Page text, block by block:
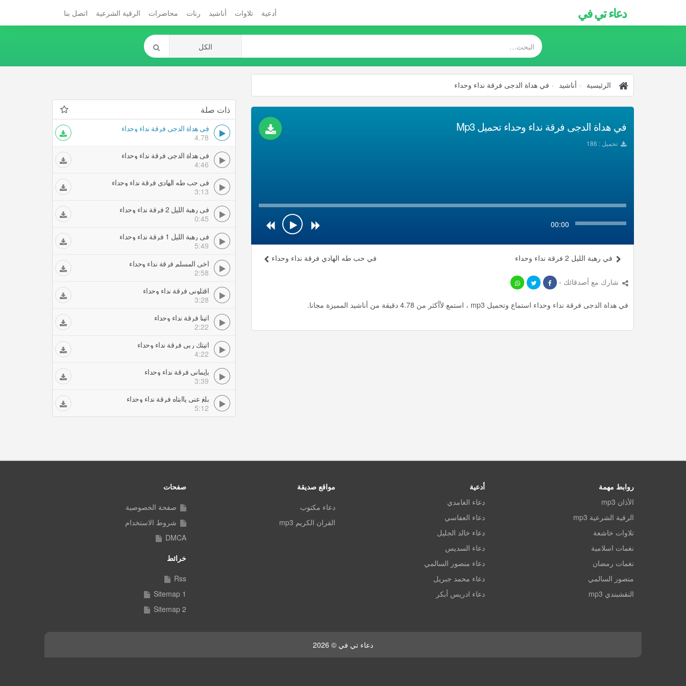
دعاء تي في أدعية تلاوات أناشيد رنات محاضرات الرقية الشرعية اتصل بنا
الرئيسية أناشيد في هداة الدجى فرقة نداء وحداء
في هداة الدجى فرقة نداء وحداء تحميل Mp3
تحميل : 186
00:00
في حب طه الهادي فرقة نداء وحداء في رهبة الليل 2 فرقة نداء وحداء
شارك مع أصدقائك ›
في هداة الدجى فرقة نداء وحداء استماع وتحميل mp3 ، استمع لأأكثر من 4.78 دقيقة من أناشيد المميزة مجانا.
ذات صلة
في هداة الدجى فرقة نداء وحداء
4.78
في هداة الدجى فرقة نداء وحداء
4:46
في حب طه الهادي فرقة نداء وحداء
3:13
في رهبة الليل 2 فرقة نداء وحداء
0:45
في رهبة الليل 1 فرقة نداء وحداء
5:49
اخي المسلم فرقة نداء وحداء
2:58
اقتلوني فرقة نداء وحداء
3:28
اتينا فرقة نداء وحداء
2:22
اتيتك ربي فرقة نداء وحداء
4:22
بإيماني فرقة نداء وحداء
3:39
بلغ عني ياابتاه فرقة نداء وحداء
5:12
روابط مهمة
الأذان mp3
الرقية الشرعية mp3
تلاوات خاشعة
نغمات اسلامية
نغمات رمضان
منصور السالمي
النقشبندي mp3
أدعية
دعاء الغامدي
دعاء العفاسي
دعاء خالد الجليل
دعاء السديس
دعاء منصور السالمي
دعاء محمد جبريل
دعاء ادريس أبكر
مواقع صديقة
دعاء مكتوب
القران الكريم mp3
صفحات
صفحة الخصوصية
شروط الاستخدام
DMCA
خرائط
Rss
Sitemap 1
Sitemap 2
دعاء تي في © 2026